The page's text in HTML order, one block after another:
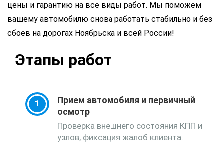
цены и гарантию на все виды работ. Мы поможем
вашему автомобилю снова работать стабильно и без
сбоев на дорогах Ноябрьска и всей России!
Этапы работ
Прием автомобиля и первичный
осмотр
Проверка внешнего состояния КПП и
узлов, фиксация жалоб клиента.